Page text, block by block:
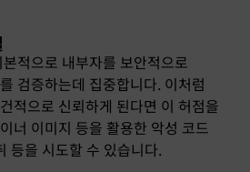
적으로 내부자를 보안적으로
검증하는데 집중합니다. 이처럼
적으로 신뢰하게 된다면 이 허점을
너 이미지 등을 활용한 악성 코드
등을 시도할 수 있습니다.